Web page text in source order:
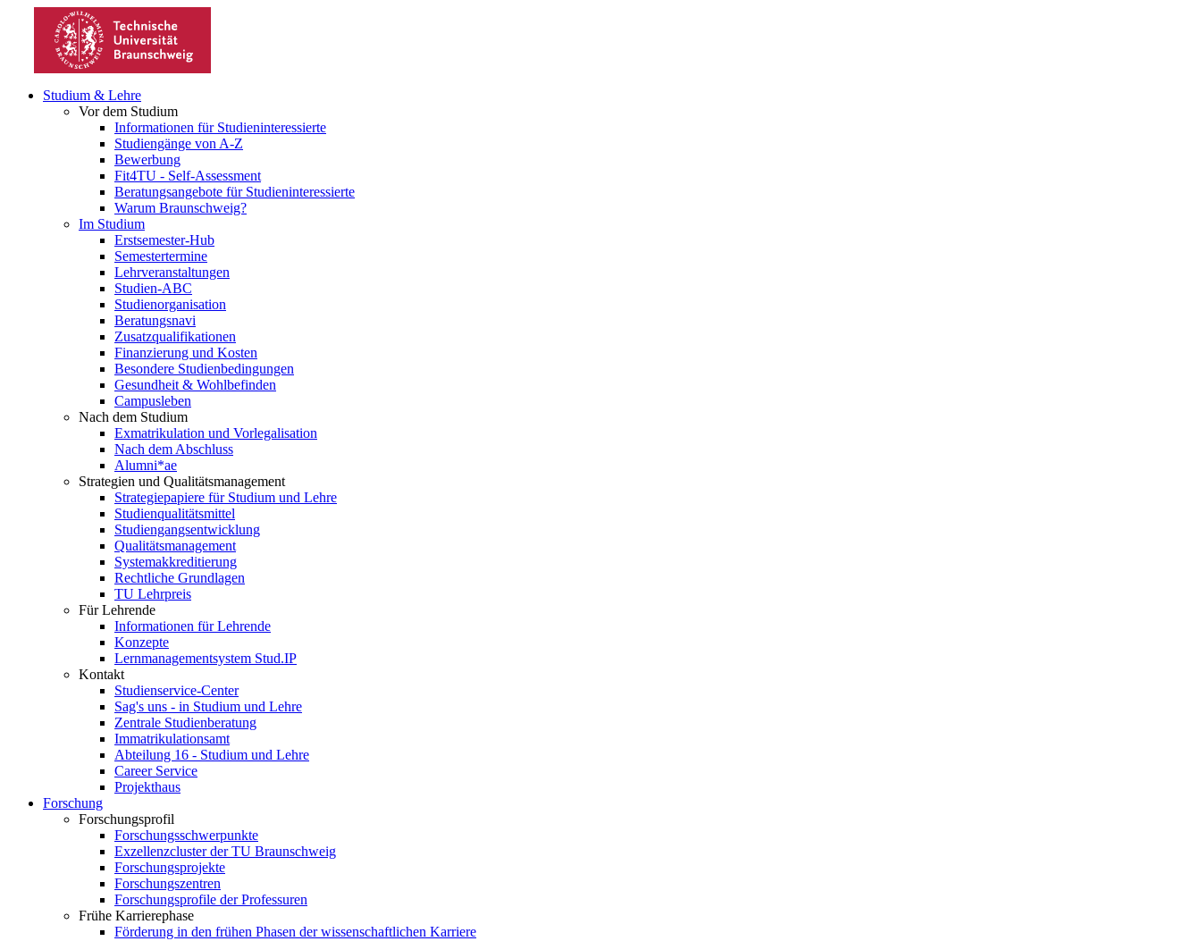
Studium & Lehre
Vor dem Studium
Informationen für Studieninteressierte
Studiengänge von A-Z
Bewerbung
Fit4TU - Self-Assessment
Beratungsangebote für Studieninteressierte
Warum Braunschweig?
Im Studium
Erstsemester-Hub
Semestertermine
Lehrveranstaltungen
Studien-ABC
Studienorganisation
Beratungsnavi
Zusatzqualifikationen
Finanzierung und Kosten
Besondere Studienbedingungen
Gesundheit & Wohlbefinden
Campusleben
Nach dem Studium
Exmatrikulation und Vorlegalisation
Nach dem Abschluss
Alumni*ae
Strategien und Qualitätsmanagement
Strategiepapiere für Studium und Lehre
Studienqualitätsmittel
Studiengangsentwicklung
Qualitätsmanagement
Systemakkreditierung
Rechtliche Grundlagen
TU Lehrpreis
Für Lehrende
Informationen für Lehrende
Konzepte
Lernmanagementsystem Stud.IP
Kontakt
Studienservice-Center
Sag's uns - in Studium und Lehre
Zentrale Studienberatung
Immatrikulationsamt
Abteilung 16 - Studium und Lehre
Career Service
Projekthaus
Forschung
Forschungsprofil
Forschungsschwerpunkte
Exzellenzcluster der TU Braunschweig
Forschungsprojekte
Forschungszentren
Forschungsprofile der Professuren
Frühe Karrierephase
Förderung in den frühen Phasen der wissenschaftlichen Karriere